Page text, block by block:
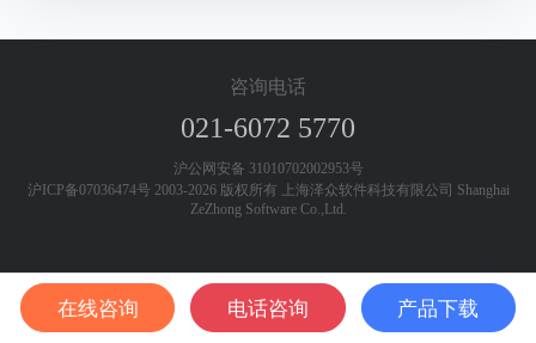
咨询电话
021-6072 5770
沪公网安备 31010702002953号
沪ICP备07036474号 2003-2026 版权所有 上海泽众软件科技有限公司 Shanghai
ZeZhong Software Co.,Ltd.
在线咨询 电话咨询 产品下载